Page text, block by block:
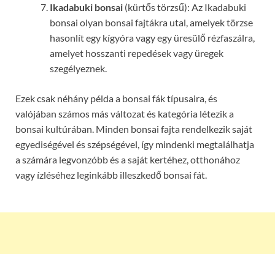
Ikadabuki bonsai (kürtős törzsű): Az Ikadabuki
bonsai olyan bonsai fajtákra utal, amelyek törzse
hasonlít egy kígyóra vagy egy üresülő rézfaszálra,
amelyet hosszanti repedések vagy üregek
szegélyeznek.
Ezek csak néhány példa a bonsai fák típusaira, és
valójában számos más változat és kategória létezik a
bonsai kultúrában. Minden bonsai fajta rendelkezik saját
egyediségével és szépségével, így mindenki megtalálhatja
a számára legvonzóbb és a saját kertéhez, otthonához
vagy ízléséhez leginkább illeszkedő bonsai fát.